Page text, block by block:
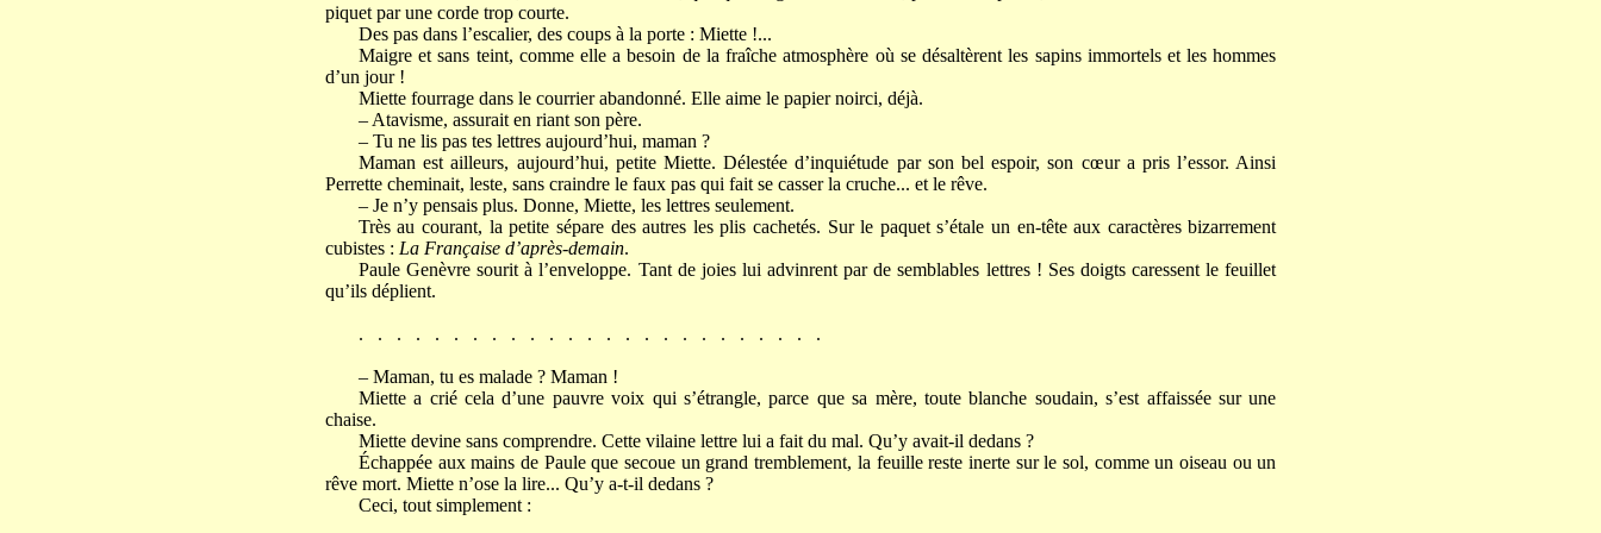
piquet par une corde trop courte.
Des pas dans l’escalier, des coups à la porte : Miette !...
Maigre et sans teint, comme elle a besoin de la fraîche atmosphère où se désaltèrent les sapins immortels et les hommes
d’un jour !
Miette fourrage dans le courrier abandonné. Elle aime le papier noirci, déjà.
– Atavisme, assurait en riant son père.
– Tu ne lis pas tes lettres aujourd’hui, maman ?
Maman est ailleurs, aujourd’hui, petite Miette. Délestée d’inquiétude par son bel espoir, son cœur a pris l’essor. Ainsi
Perrette cheminait, leste, sans craindre le faux pas qui fait se casser la cruche... et le rêve.
– Je n’y pensais plus. Donne, Miette, les lettres seulement.
Très au courant, la petite sépare des autres les plis cachetés. Sur le paquet s’étale un en-tête aux caractères bizarrement
cubistes : La Française d’après-demain.
Paule Genèvre sourit à l’enveloppe. Tant de joies lui advinrent par de semblables lettres ! Ses doigts caressent le feuillet
qu’ils déplient.
. . . . . . . . . . . . . . . . . . . . . . . . .
– Maman, tu es malade ? Maman !
Miette a crié cela d’une pauvre voix qui s’étrangle, parce que sa mère, toute blanche soudain, s’est affaissée sur une
chaise.
Miette devine sans comprendre. Cette vilaine lettre lui a fait du mal. Qu’y avait-il dedans ?
Échappée aux mains de Paule que secoue un grand tremblement, la feuille reste inerte sur le sol, comme un oiseau ou un
rêve mort. Miette n’ose la lire... Qu’y a-t-il dedans ?
Ceci, tout simplement :